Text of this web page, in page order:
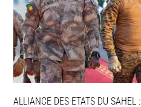
ALLIANCE DES ETATS DU